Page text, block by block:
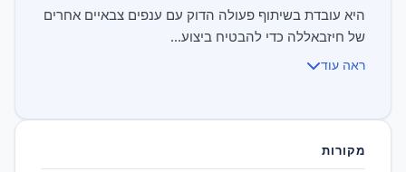
היא עובדת בשיתוף פעולה הדוק עם ענפים צבאיים אחרים
של חיזבאללה כדי להבטיח ביצוע...
ראה עוד
מקורות